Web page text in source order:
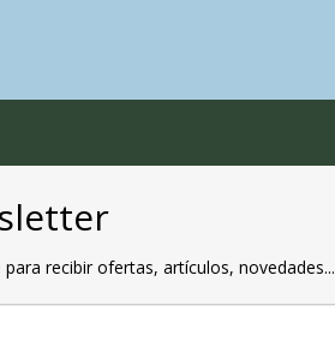
para recibir ofertas, artículos, novedades...